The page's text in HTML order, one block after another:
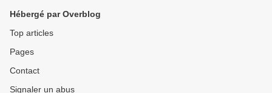
Hébergé par Overblog
Top articles
Pages
Contact
Signaler un abus